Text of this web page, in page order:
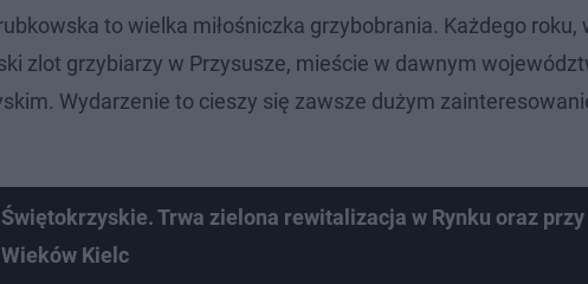
to wielka miłośniczka grzybobrania. Każdego roku,
zlot grzybiarzy w Przysusze, mieście w dawnym
Wydarzenie to cieszy się zawsze dużym
Świętokrzyskie. Trwa zielona rewitalizacja w Rynku oraz przy
Wieków Kielc